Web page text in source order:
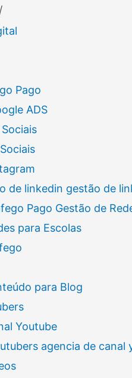
Ir
para
Pago
ADS
de linkedin gestão de
Pago Gestão de
para Escolas
para Blog
Youtube
agencia de canal